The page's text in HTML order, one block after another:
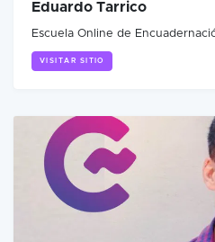
Eduardo Tarrico
Escuela Online de
VISITAR SITIO